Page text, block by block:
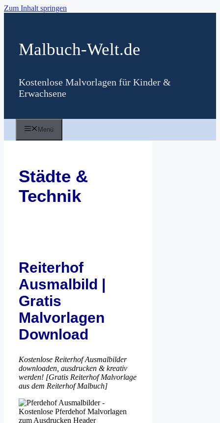
Zum Inhalt springen
Malbuch-Welt.de
Kostenlose Malvorlagen für Kinder &
Erwachsene
Menü
Städte &
Technik
Reiterhof
Ausmalbild |
Gratis
Malvorlagen
Download
Kostenlose Reiterhof Ausmalbilder
downloaden, ausdrucken & kreativ
werden! [Gratis Reiterhof Malvorlage
aus dem Reiterhof Malbuch]